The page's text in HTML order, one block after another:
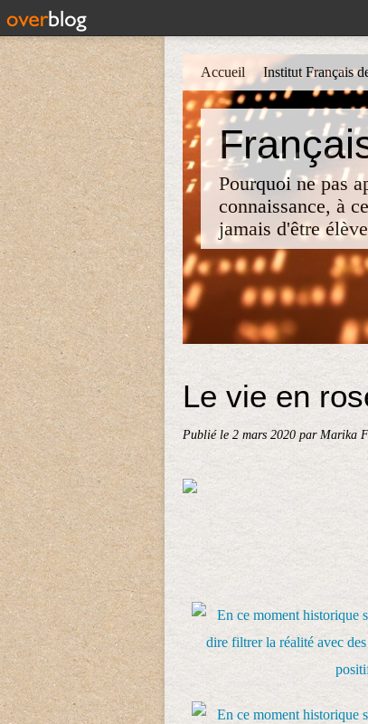
Pourquoi ne pas
connaissance, à
jamais d'être
Accueil Institut Français
Le vie en
Publié le 2 mars 2020 par Marika